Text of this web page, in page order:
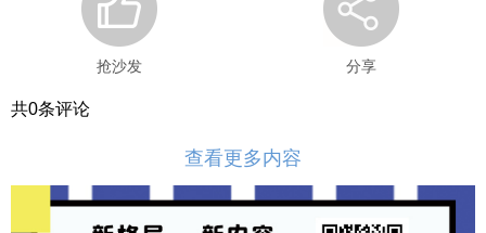
抢沙发 分享
共0条评论
查看更多内容